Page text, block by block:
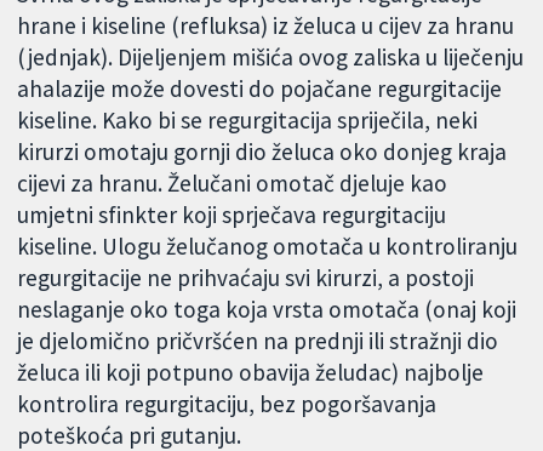
hrane i kiseline (refluksa) iz želuca u cijev za hranu
(jednjak). Dijeljenjem mišića ovog zaliska u liječenju
ahalazije može dovesti do pojačane regurgitacije
kiseline. Kako bi se regurgitacija spriječila, neki
kirurzi omotaju gornji dio želuca oko donjeg kraja
cijevi za hranu. Želučani omotač djeluje kao
umjetni sfinkter koji sprječava regurgitaciju
kiseline. Ulogu želučanog omotača u kontroliranju
regurgitacije ne prihvaćaju svi kirurzi, a postoji
neslaganje oko toga koja vrsta omotača (onaj koji
je djelomično pričvršćen na prednji ili stražnji dio
želuca ili koji potpuno obavija želudac) najbolje
kontrolira regurgitaciju, bez pogoršavanja
poteškoća pri gutanju.